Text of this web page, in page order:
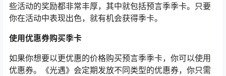
些活动的奖励都非常丰厚，其中就包括预言季季卡。只要
你在活动中表现出色，就有机会获得季卡。
使用优惠券购买季卡
如果你想要以更优惠的价格购买预言季季卡，你可以使用
优惠券。《光遇》会定期发放不同类型的优惠券，你只需